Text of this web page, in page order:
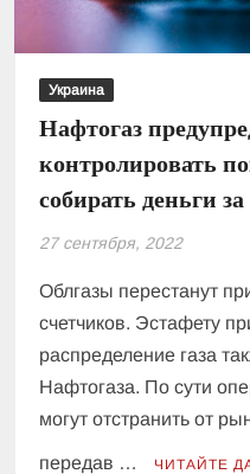
Украина
Нафтогаз
контролировать
собирать деньги
27 сентября, 2022
Облгазы перестанут
счетчиков. Эстафету
распределение газа
Нафтогаза. По сути
могут отстранить от
передав … ЧИТАЙТЕ